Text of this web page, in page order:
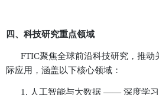
系。
2. 产业合作与技术转化